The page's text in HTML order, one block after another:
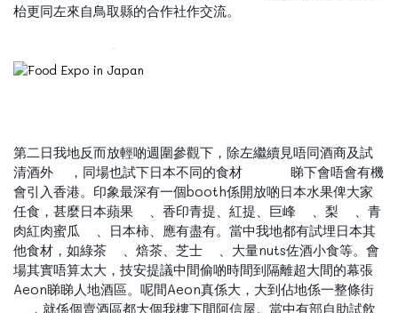
枱更同左來自鳥取縣的合作社作交流。
第二日我地反而放輕啲週圍參觀下，除左繼續見唔同酒商及試
清酒外
，同場也試下日本不同的食材
睇下會唔會有機
會引入香港。印象最深有一個booth係開放啲日本水果俾大家
任食，甚麼日本蘋果
、香印青提、紅提、巨峰 、梨
、青
肉紅肉蜜瓜
、日本柿、應有盡有。當中我地都有試埋日本其
他食材，如綠茶
、焙茶、芝士
、大量nuts佐酒小食等。會
場其實唔算太大，技安提議中間偷啲時間到隔離超大間的幕張
Aeon睇睇人地酒區。呢間Aeon真係大，大到佔地係一整條街
，就係個賣酒區都大個我樓下間阿信屋。當中有部自助試飲